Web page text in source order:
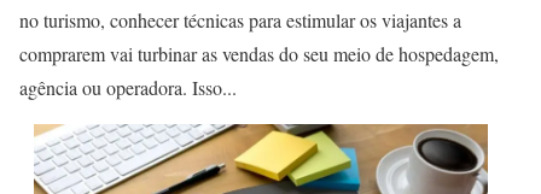
no turismo, conhecer técnicas para estimular os viajantes a
comprarem vai turbinar as vendas do seu meio de hospedagem,
agência ou operadora. Isso...